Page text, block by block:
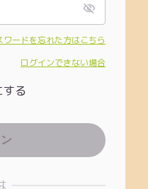
ワードを忘れた方はこちら
ログインできない場合
する